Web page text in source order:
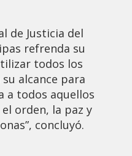
de Justicia del
refrenda su
todos los
alcance para
a todos aquellos
orden, la paz y
concluyó.